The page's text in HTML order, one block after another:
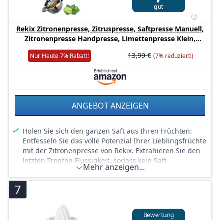
Küchenschublade.
gut
Rekix Zitronenpresse, Zitruspresse, Saftpresse Manuell,
Zitronenpresse Handpresse, Limettenpresse Klein,
Lemon Squeezer, Citrus Juicer, Entsafter,
Zitronenscheibenpresse, Bar Cocktail Zubehör, Silber
Nur Heute 7% Rabatt! 13,99 € (7% reduziert!)
ANGEBOT ANZEIGEN
Holen Sie sich den ganzen Saft aus Ihren Früchten:
Entfesseln Sie das volle Potenzial Ihrer Lieblingsfrüchte
mit der Zitronenpresse von Rekix. Extrahieren Sie den
letzten Tropfen Flüssigkeit, sodass kein Saft
zurückbleibt. Verwandeln Sie Limetten, Zitronen und
sogar kleine Orangen in flüssige
verschwendetem Obst und begrüßen Sie eine zitrische
Symphonie in Ihrem Glas.
Mehr anzeigen...
7
Bewertung